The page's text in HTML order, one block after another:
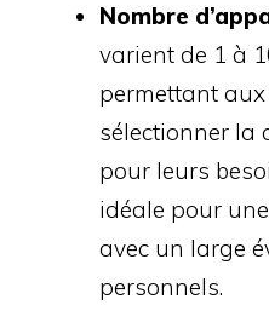
Nombre
varient de 1 à
permettant
sélectionner la
pour leurs
idéale pour
avec un large
personnels.